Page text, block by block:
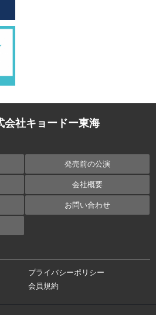
会社キョードー東海
発売前の公演
会社概要
お問い合わせ
プライバシーポリシー
会員規約